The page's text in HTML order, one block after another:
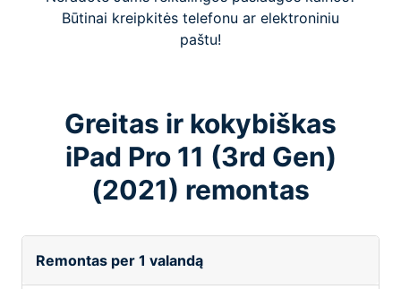
Būtinai kreipkitės telefonu ar elektroniniu
paštu!
Greitas ir kokybiškas
iPad Pro 11 (3rd Gen)
(2021) remontas
Remontas per 1 valandą